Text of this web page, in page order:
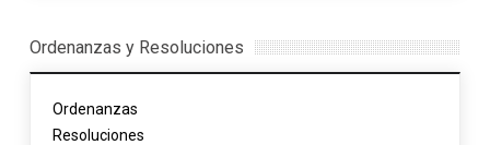
Ordenanzas y Resoluciones
Ordenanzas
Resoluciones